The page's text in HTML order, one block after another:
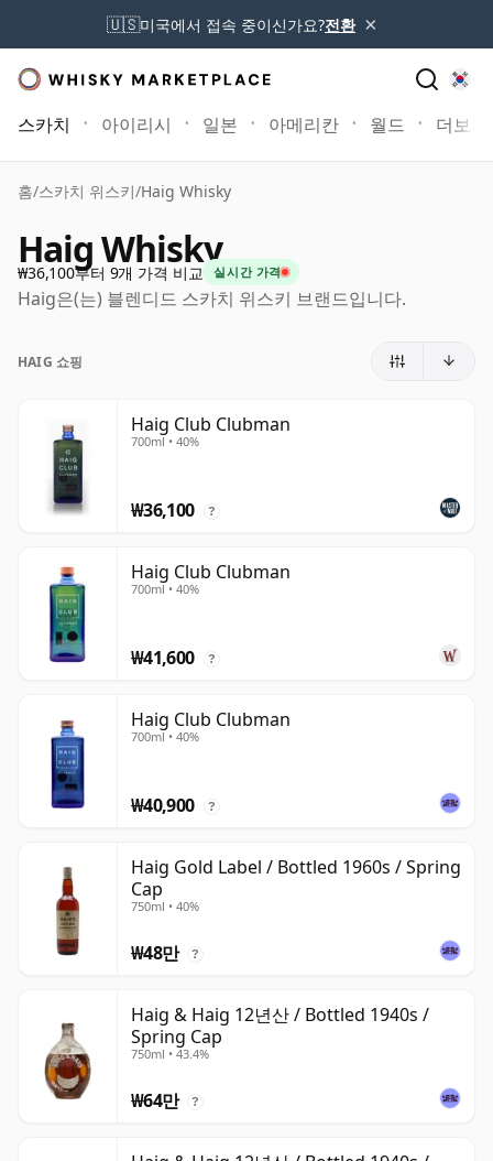
🇺🇸미국에서 접속 중이신가요?전환 ×
스카치 아이리시 일본 아메리칸 월드 더보기
홈/스카치 위스키/Haig Whisky
Haig Whisky
₩36,100부터 9개 가격 비교 실시간 가격
Haig은(는) 블렌디드 스카치 위스키 브랜드입니다.
HAIG 쇼핑
Haig Club Clubman
700ml • 40%
₩36,100 ?
Haig Club Clubman
700ml • 40%
₩41,600 ?
Haig Club Clubman
700ml • 40%
₩40,900 ?
Haig Gold Label / Bottled 1960s / Spring
Cap
750ml • 40%
₩48만 ?
Haig & Haig 12년산 / Bottled 1940s /
Spring Cap
750ml • 43.4%
₩64만 ?